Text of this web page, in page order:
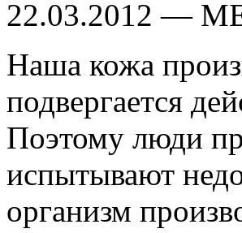
22.03.2012 —
Наша кожа
подвергается
Поэтому люди
испытывают
организм